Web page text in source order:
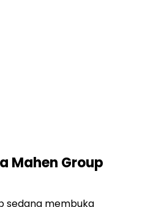
Mahen Group
sedang membuka